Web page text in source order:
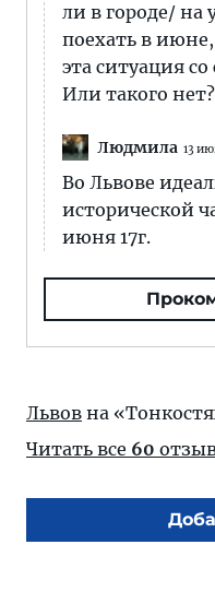
ли в городе/ на
поехать в
эта ситуация
Или такого
Людмила 13
Во Львове
исторической
июня 17г.
Львов на
Читать все 60